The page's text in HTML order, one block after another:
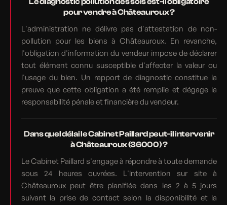
pour vendre à Châteauroux ?
L'administration ne délivre pas d'attestation de non-
pollution pour les biens à Châteauroux. En revanche,
l'obligation d'information du vendeur impose de déclarer
tout élément connu susceptible d'affecter la valeur ou
l'usage du bien. Un rapport de diagnostic constitue la
preuve que cette obligation a été remplie et dégage la
responsabilité pénale et financière du vendeur.
Dans quel délai le Cabinet Paillard peut-il intervenir
à Châteauroux (36000) ?
Le Cabinet Paillard s'engage à répondre à toute demande
sous 24 heures ouvrées. L'intervention sur site à
Châteauroux peut être planifiée dans les 2 à 5 jours
suivant la prise de contact selon la disponibilité et la